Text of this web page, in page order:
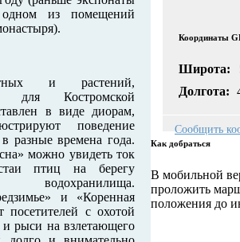
из помещений
и растений,
для Костромской
в виде диорам,
поведение
разные времена года.
можно увидеть ток
птиц на берегу
водохранилища.
и «Коренная
посетителей с охотой
и рыси на взлетающего
Координаты
Широта:
Долгота:
Сообщить
Как добраться
В мобильной
проложить
положения до